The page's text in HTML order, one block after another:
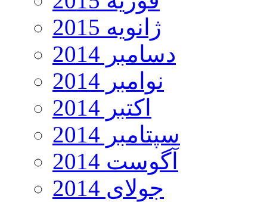
ژانویه 2015
دسامبر 2014
نوامبر 2014
اکتبر 2014
سپتامبر 2014
آگوست 2014
جولای 2014